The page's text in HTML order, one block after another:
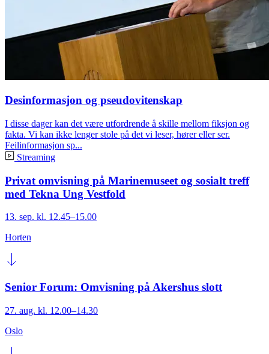
Desinformasjon og pseudovitenskap
I disse dager kan det være utfordrende å skille mellom fiksjon og
fakta. Vi kan ikke lenger stole på det vi leser, hører eller ser.
Feilinformasjon sp...
Streaming
Privat omvisning på Marinemuseet og sosialt treff
med Tekna Ung Vestfold
13. sep. kl. 12.45–15.00
Horten
Senior Forum: Omvisning på Akershus slott
27. aug. kl. 12.00–14.30
Oslo